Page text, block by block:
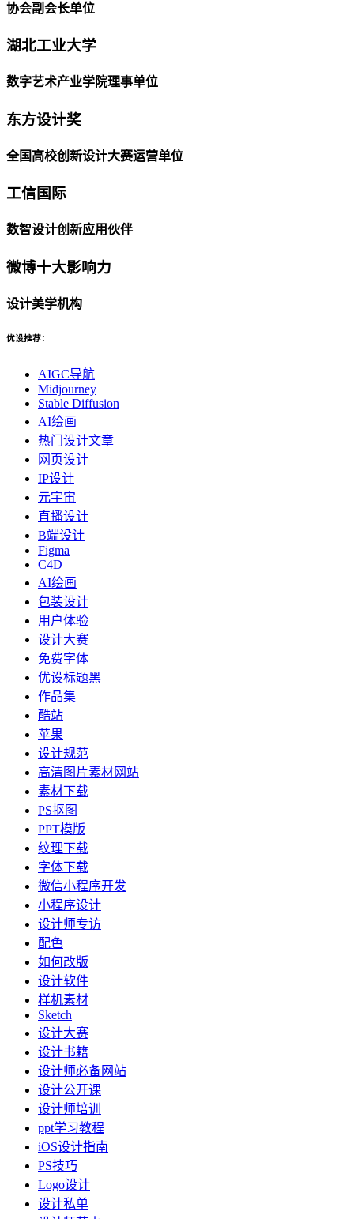
协会副会长单位
湖北工业大学
数字艺术产业学院理事单位
东方设计奖
全国高校创新设计大赛运营单位
工信国际
数智设计创新应用伙伴
微博十大影响力
设计美学机构
优设推荐：
AIGC导航
Midjourney
Stable Diffusion
AI绘画
热门设计文章
网页设计
IP设计
元宇宙
直播设计
B端设计
Figma
C4D
AI绘画
包装设计
用户体验
设计大赛
免费字体
优设标题黑
作品集
酷站
苹果
设计规范
高清图片素材网站
素材下载
PS抠图
PPT模版
纹理下载
字体下载
微信小程序开发
小程序设计
设计师专访
配色
如何改版
设计软件
样机素材
Sketch
设计大赛
设计书籍
设计师必备网站
设计公开课
设计师培训
ppt学习教程
iOS设计指南
PS技巧
Logo设计
设计私单